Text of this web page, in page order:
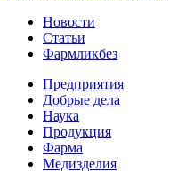
Новости
Статьи
Фармликбез
Предприятия
Добрые дела
Наука
Продукция
Фарма
Медизделия